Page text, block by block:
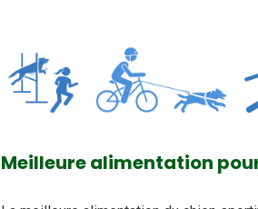
Meilleure alimentation